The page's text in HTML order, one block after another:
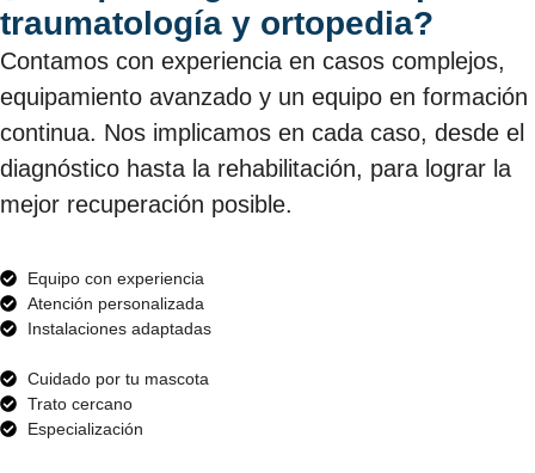
traumatología y ortopedia?
Contamos con experiencia en casos complejos,
equipamiento avanzado y un equipo en formación
continua. Nos implicamos en cada caso, desde el
diagnóstico hasta la rehabilitación, para lograr la
mejor recuperación posible.
Equipo con experiencia
Atención personalizada
Instalaciones adaptadas
Cuidado por tu mascota
Trato cercano
Especialización